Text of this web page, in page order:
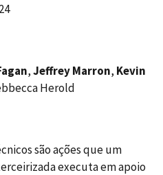
,Jeffrey Marron, Kevin
Herold
são ações que um
executa em apoio